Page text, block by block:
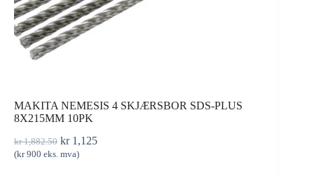
MAKITA NEMESIS 4 SKJÆRSBOR SDS-PLUS
8X215MM 10PK
kr1,882.50 kr1,125
(kr900 eks. mva)